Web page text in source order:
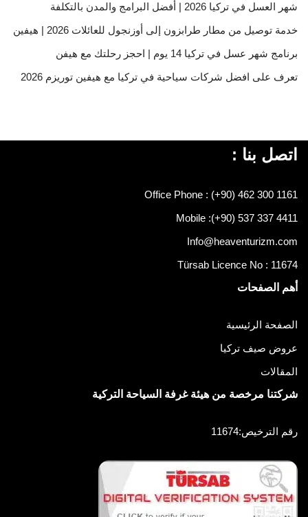
شهر العسل في تركيا 2026 | أفضل البرامج والمدن بالتكلفة
خدمة توصيل من مطار طرابزون إلى أوزنجول للعائلات 2026 | هيفين
برنامج شهر عسل في تركيا 14 يوم | احجز رحلتك مع هيفن
تعرف على افضل شركات سياحية في تركيا مع هيفين توريزم 2026
اتصل بنا :
Office Phone : (+90) 462 300 1161
Mobile :(+90) 537 337 4411
Info@heaventurizm.com
Türsab Licence No : 11674
أهم الصفحات
الصفحة الرئيسية
عروض صيف تركيا
المقالات
شركتنا مرخصة من هيئة غرفة السياحة التركية
رقم الترخيص:11674